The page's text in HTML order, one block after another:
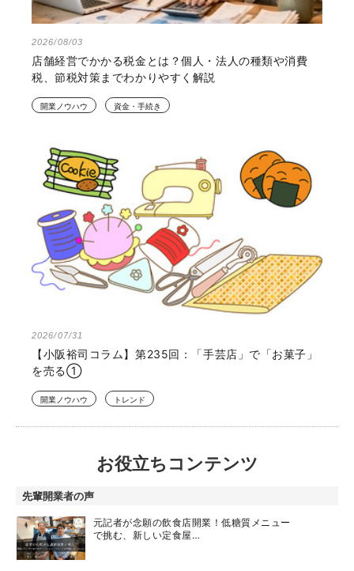
2026/08/03
店舗経営でかかる税金とは？個人・法人の種類や消費
税、節税対策までわかりやすく解説
開業ノウハウ 資金・手続き
2026/07/31
【小阪裕司コラム】第235回：「手芸店」で「お菓子」
を売る①
開業ノウハウ トレンド
お役立ちコンテンツ
先輩開業者の声
元記者が念願の飲食店開業！低糖質メニュー
で挑む、新しい定食屋…